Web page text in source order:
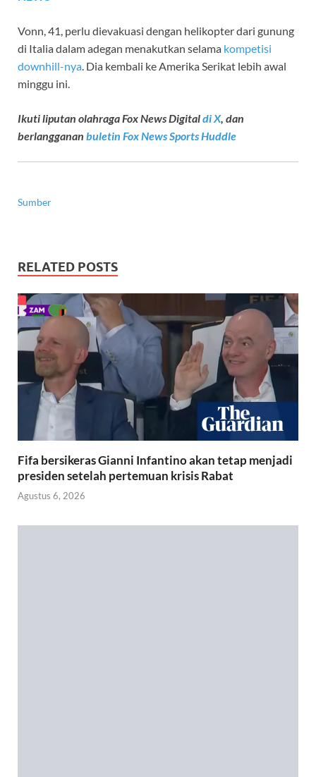
Vonn, 41, perlu dievakuasi dengan helikopter dari gunung
di Italia dalam adegan menakutkan selama kompetisi
downhill-nya . Dia kembali ke Amerika Serikat lebih awal
minggu ini.
Ikuti liputan olahraga Fox News Digitaldi X, dan
berlangganan buletin Fox News Sports Huddle
Sumber
RELATED POSTS
Fifa bersikeras Gianni Infantino akan tetap menjadi
presiden setelah pertemuan krisis Rabat
Agustus 6, 2026